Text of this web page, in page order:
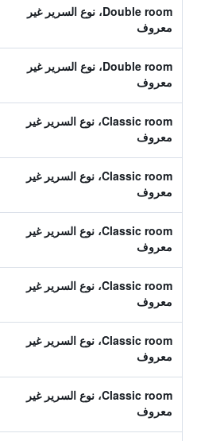
Double room، نوع السرير غير
معروف
Double room، نوع السرير غير
معروف
Classic room، نوع السرير غير
معروف
Classic room، نوع السرير غير
معروف
Classic room، نوع السرير غير
معروف
Classic room، نوع السرير غير
معروف
Classic room، نوع السرير غير
معروف
Classic room، نوع السرير غير
معروف